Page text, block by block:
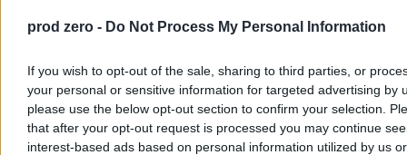
prod zero - Do Not Process My Personal Information
If you wish to opt-out of the sale, sharing to third parties, or
your personal or sensitive information for targeted advertising by
please use the below opt-out section to confirm your selection.
that after your opt-out request is processed you may continue
interest-based ads based on personal information utilized by us or
Brawo!
Patryk Słowik
Wczoraj 14:19
5 min
Reklama